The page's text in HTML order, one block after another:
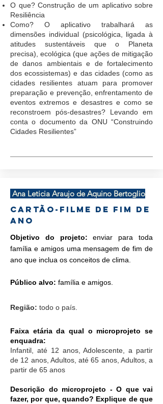
O que? Construção de um aplicativo sobre
Resiliência
Como? O aplicativo trabalhará as
dimensões individual (psicológica, ligada à
atitudes sustentáveis que o Planeta
precisa), ecológica (que ações de mitigação
de danos ambientais e de fortalecimento
dos ecossistemas) e das cidades (como as
cidades resilientes atuam para promover
preparação e prevenção, enfrentamento de
eventos extremos e desastres e como se
reconstroem pós-desastres? Levando em
conta o documento da ONU “Construindo
Cidades Resilientes”
Ana Leticia Araujo de Aquino Bertoglio
cartão-filme de fim de
ano
Objetivo do projeto:enviar para toda
família e amigos uma mensagem de fim de
ano que inclua os conceitos de clima.
Público alvo: família e amigos.
Região: todo o país.
Faixa etária da qual o microprojeto se
enquadra:
Infantil, até 12 anos, Adolescente, a partir
de 12 anos, Adultos, até 65 anos, Adultos, a
partir de 65 anos
Descrição do microprojeto - O que vai
fazer, por que, quando? Explique de que